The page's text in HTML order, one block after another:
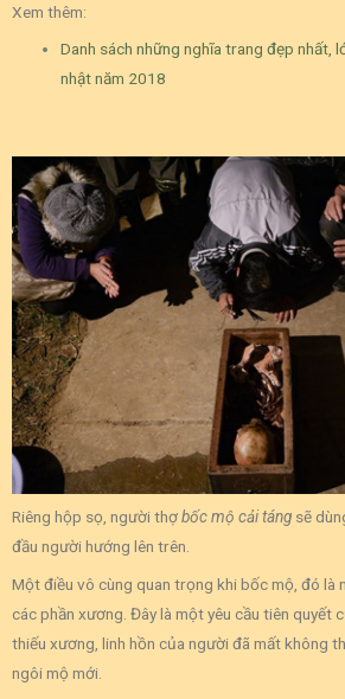
Xem thêm:
Danh sách những nghĩa trang đẹp nhất,
nhật năm 2018
Riêng hộp sọ, người thợbốc mộ cải táng sẽ
đầu người hướng lên trên.
Một điều vô cùng quan trọng khi bốc mộ, đó là
các phần xương. Đây là một yêu cầu tiên quyết
thiếu xương, linh hồn của người đã mất không
ngôi mộ mới.